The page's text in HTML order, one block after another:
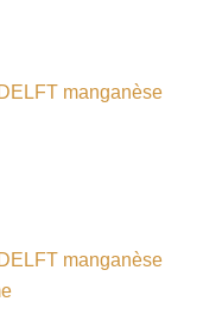
manganèse
manganèse